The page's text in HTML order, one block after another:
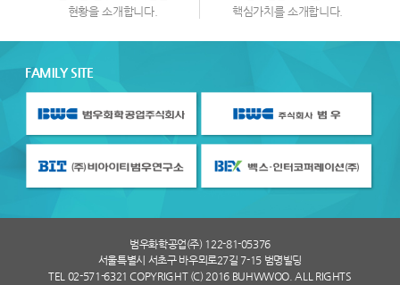
현황을 소개합니다.
핵심가치를 소개합니다.
FAMILY SITE
범우화학공업(주) 122-81-05376
서울특별시 서초구 바우뫼로27길 7-15 범명빌딩
TEL 02-571-6321 COPYRIGHT (C) 2016 BUHWWOO. ALL RIGHTS